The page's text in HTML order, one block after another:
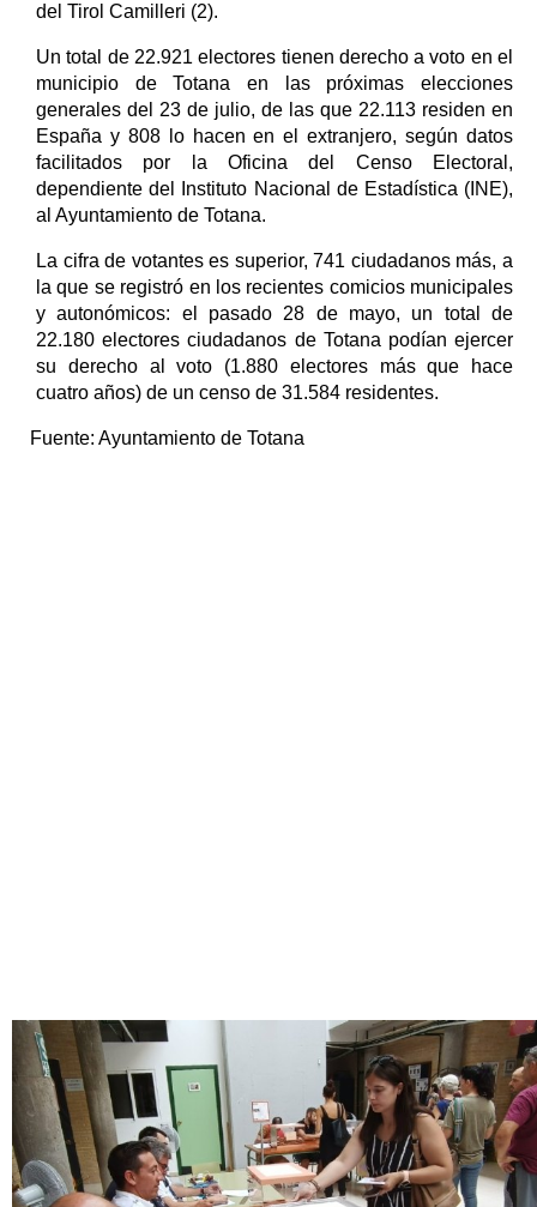
del Tirol Camilleri (2).
Un total de 22.921 electores tienen derecho a voto en el
municipio de Totana en las próximas elecciones
generales del 23 de julio, de las que 22.113 residen en
España y 808 lo hacen en el extranjero, según datos
facilitados por la Oficina del Censo Electoral,
dependiente del Instituto Nacional de Estadística (INE),
al Ayuntamiento de Totana.
La cifra de votantes es superior, 741 ciudadanos más, a
la que se registró en los recientes comicios municipales
y autonómicos: el pasado 28 de mayo, un total de
22.180 electores ciudadanos de Totana podían ejercer
su derecho al voto (1.880 electores más que hace
cuatro años) de un censo de 31.584 residentes.
Fuente: Ayuntamiento de Totana